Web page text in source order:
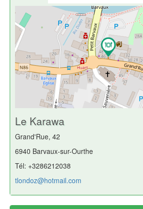
Le Karawa
Grand'Rue, 42
6940 Barvaux-sur-Ourthe
Tél: +3286212038
tlondoz@hotmail.com